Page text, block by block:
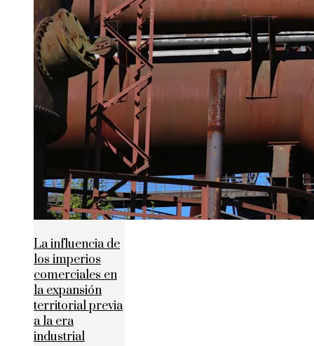
La influencia de
los imperios
comerciales en
la expansión
territorial previa
a la era
industrial